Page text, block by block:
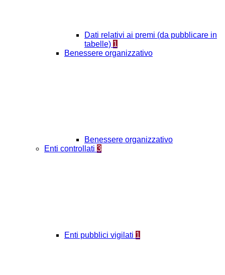
Dati relativi ai premi (da pubblicare in
tabelle) 1
Benessere organizzativo
Benessere organizzativo
Enti controllati 3
Enti pubblici vigilati 1